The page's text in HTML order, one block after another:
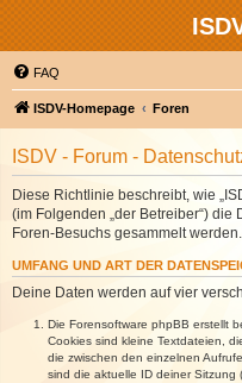
FAQ
ISDV-Homepage Foren
ISDV - Forum -
Diese Richtlinie beschreibt, wie
(im Folgenden „der Betreiber“)
Foren-Besuchs gesammelt werden.
UMFANG UND ART DER
Deine Daten werden auf vier
Die Forensoftware phpBB erstellt
Cookies sind kleine Textdateien,
die zwischen den einzelnen
sind die aktuelle ID deiner Sitzung